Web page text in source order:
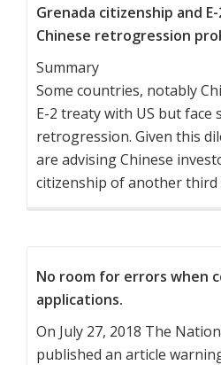
Grenada citizenship and
Chinese retrogression
Summary
Some countries, notably
E-2 treaty with US but face
retrogression. Given this
are advising Chinese
citizenship of another third
No room for errors when
applications.
On July 27, 2018 The
published an article